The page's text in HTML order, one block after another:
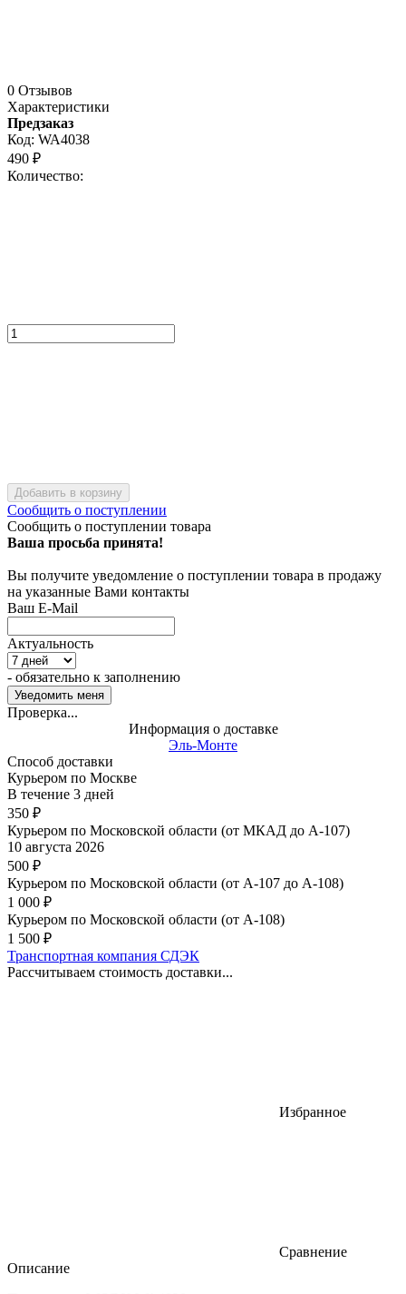
0 Отзывов
Характеристики
Предзаказ
Код: WA4038
490 ₽
Количество:
Добавить в корзину
Сообщить о поступлении
Сообщить о поступлении товара
Ваша просьба принята!
Вы получите уведомление о поступлении товара в продажу
на указанные Вами контакты
Ваш E-Mail
Актуальность
- обязательно к заполнению
Проверка...
Информация о доставке
Эль-Монте
Способ доставки
Курьером по Москве
В течение 3 дней
350 ₽
Курьером по Московской области (от МКАД до А-107)
10 августа 2026
500 ₽
Курьером по Московской области (от А-107 до А-108)
1 000 ₽
Курьером по Московской области (от А-108)
1 500 ₽
Транспортная компания СДЭК
Рассчитываем стоимость доставки...
Избранное
Сравнение
Описание